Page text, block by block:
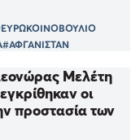
#ΑΦΓΑΝΙΣΤΑΝ
Μελέτη
οι
προστασία των